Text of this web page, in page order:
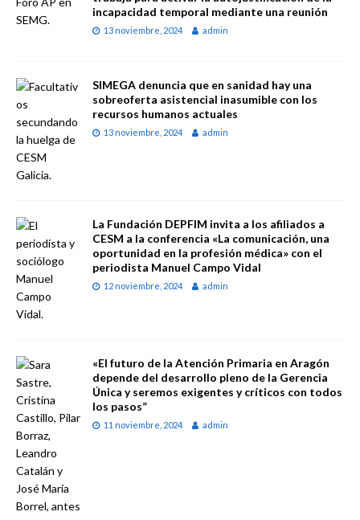
incapacidad temporal mediante una reunión
13 noviembre, 2024 admin
SIMEGA denuncia que en sanidad hay una
sobreoferta asistencial inasumible con los
recursos humanos actuales
13 noviembre, 2024 admin
La Fundación DEPFIM invita a los afiliados a
CESM a la conferencia «La comunicación, una
oportunidad en la profesión médica» con el
periodista Manuel Campo Vidal
12 noviembre, 2024 admin
«El futuro de la Atención Primaria en Aragón
depende del desarrollo pleno de la Gerencia
Única y seremos exigentes y críticos con todos
los pasos”
11 noviembre, 2024 admin